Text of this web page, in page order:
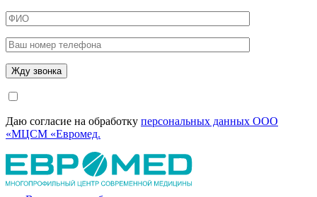
Даю согласие на обработку персональных данных ООО
«МЦСМ «Евромед.